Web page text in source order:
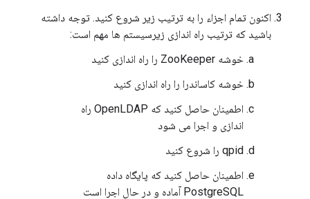
اکنون تمام اجزاء را به ترتیب زیر شروع کنید. توجه داشته
باشید که ترتیب راه اندازی زیرسیستم ها مهم است:
خوشه ZooKeeper را راه اندازی کنید
خوشه کاساندرا را راه اندازی کنید
اطمینان حاصل کنید که OpenLDAP راه
اندازی و اجرا می شود
qpid را شروع کنید
اطمینان حاصل کنید که پایگاه داده
PostgreSQL آماده و در حال اجرا است